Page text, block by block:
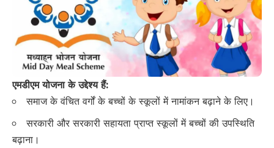
एमडीएम योजना के उद्देश्य हैं:
समाज के वंचित वर्गों के बच्चों के स्कूलों में नामांकन बढ़ाने के लिए।
सरकारी और सरकारी सहायता प्राप्त स्कूलों में बच्चों की उपस्थिति
बढ़ाना।